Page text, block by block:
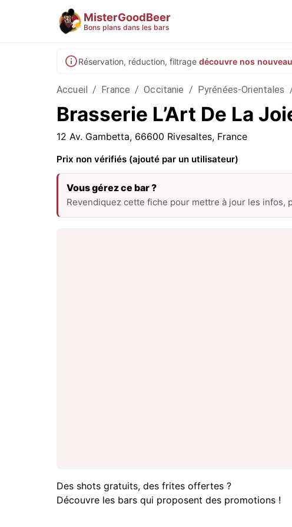
MisterGoodBeer
Bons plans dans les bars
Réservation, réduction, filtrage découvre nos
Accueil / France / Occitanie / Pyrénées-Orientales
Brasserie L’Art De La
12 Av. Gambetta, 66600 Rivesaltes, France
Prix non vérifiés (ajouté par un utilisateur)
Vous gérez ce bar ?
Revendiquez cette fiche pour mettre à jour les infos,
Des shots gratuits, des frites offertes ?
Découvre les bars qui proposent des promotions !